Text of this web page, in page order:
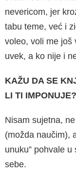
nevericom, jer
tabu teme, već i
voleo, voli me još
uvek, a ko nije i
KAŽU DA SE
LI TI IMPONUJE?
Nisam sujetna,
(možda naučim),
unuku” pohvale
sebe.